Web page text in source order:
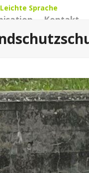
Leichte Sprache
Kontakt